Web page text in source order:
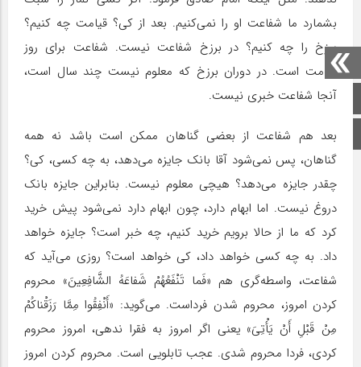
صفحه اصلی
اینستاگرام
بشمارد ما شفاعت او را نمی‌کنیم. بعد از کی؟ قیامت چه کنیم؟
برزخ را چه کنیم؟ در برزخ شفاعت نیست. شفاعت برای روز
قیامت است. در دوران برزخ که معلوم نیست چند سال است،
آنجا شفاعت خبری نیست.
بعد هم شفاعت از بعضی گناهان ممکن است باشد نه همه
گناهان، پس نمی‌شود آقا بانک جایزه می‌دهد، به چه کسی، کی؟
چقدر جایزه می‌دهد؟ هیچی معلوم نیست. بنابراین جایزه بانک
دروغ نیست. اما ابهام دارد، چون ابهام دارد نمی‌شود پیش خرید
کرد که ما از حالا برویم خرید کنیم، چه خبر است؟ جایزه خواهد
داد. به چه کسی خواهد داد، کی خواهد است؟ روزی می‌آید که
شفاعت، واسطه‌گری هم «فَما تَنْفَعُهُمْ‏ شَفاعَهُ الشَّافِعِینَ» محروم
کردن امروز، محروم شدن فرداست. می‌گوید: «أَنْفِقُوا مِمَّا رَزَقْناکُمْ‏
مِنْ قَبْلِ أَنْ یَأْتِیَ» یعنی اگر امروز به فقرا ندهی، امروز محروم
کردی، فردا محروم شدی. عجب تابلویی است. محروم کردن امروز